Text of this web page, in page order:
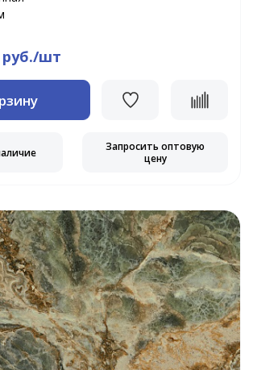
руб./шт
Запросить оптовую
цену